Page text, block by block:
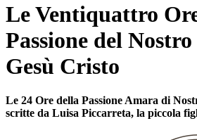
Le Ventiquattro
Passione del
Gesù Cristo
Le 24 Ore della Passione Amara di
scritte da Luisa Piccarreta, la piccola